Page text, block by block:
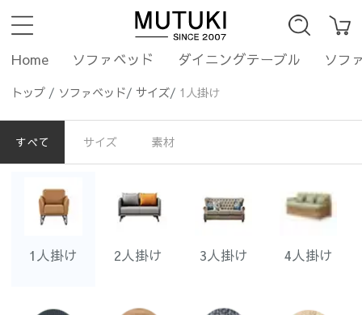
Home ソファベッド ダイニングテーブル ソフ
トップ / ソファベッド/サイズ/ 1人掛け
すべて サイズ 素材
1人掛け 2人掛け 3人掛け 4人掛け